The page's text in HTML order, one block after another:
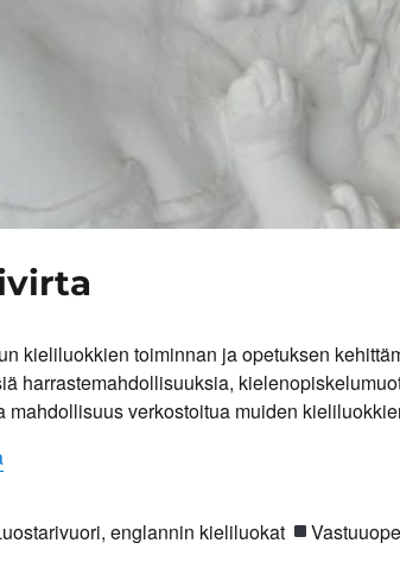
kieliluokkien toiminnan ja opetuksen
harrastemahdollisuuksia,
mahdollisuus verkostoitua muiden
englannin kieliluokat